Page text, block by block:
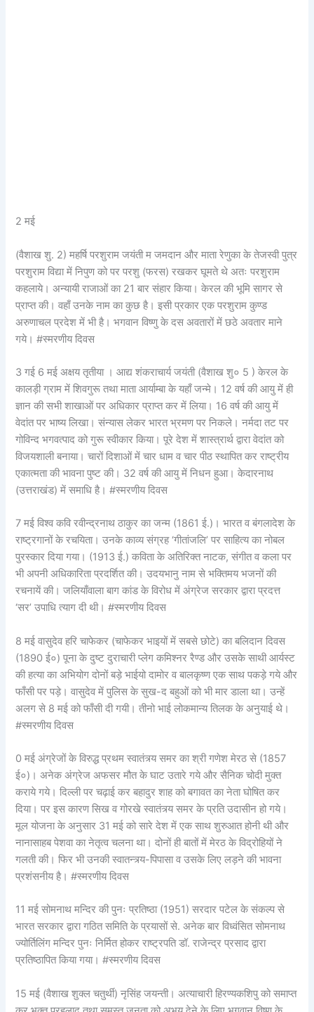
2 मई
(वैशाख शु. 2) महर्षि परशुराम जयंती म जमदान और माता रेणुका के तेजस्वी पुत्र
परशुराम विद्या में निपुण को पर परशु (फरस) रखकर घूमते थे अतः परशुराम
कहलाये। अन्यायी राजाओं का 21 बार संहार किया। केरल की भूमि सागर से
प्राप्त की। वहाँ उनके नाम का कुछ है। इसी प्रकार एक परशुराम कुण्ड
अरुणाचल प्रदेश में भी है। भगवान विष्णु के दस अवतारों में छठे अवतार माने
गये। #स्मरणीय दिवस
3 गई 6 मई अक्षय तृतीया । आद्य शंकराचार्य जयंती (वैशाख शु० 5 ) केरल के
कालड़ी ग्राम में शिवगुरू तथा माता आर्याम्बा के यहाँ जन्मे। 12 वर्ष की आयु में ही
ज्ञान की सभी शाखाओं पर अधिकार प्राप्त कर में लिया। 16 वर्ष की आयु में
वेदांत पर भाष्य लिखा। संन्यास लेकर भारत भ्रमण पर निकले। नर्मदा तट पर
गोविन्द भगवत्पाद को गुरू स्वीकार किया। पूरे देश में शास्त्रार्थ द्वारा वेदांत को
विजयशाली बनाया। चारों दिशाओं में चार धाम व चार पीठ स्थापित कर राष्ट्रीय
एकात्मता की भावना पुष्ट की। 32 वर्ष की आयु में निधन हुआ। केदारनाथ
(उत्तराखंड) में समाधि है। #स्मरणीय दिवस
7 मई विश्व कवि रवीन्द्रनाथ ठाकुर का जन्म (1861 ई.)। भारत व बंगलादेश के
राष्ट्रगानों के रचयिता। उनके काव्य संग्रह ‘गीतांजलि’ पर साहित्य का नोबल
पुरस्कार दिया गया। (1913 ई.) कविता के अतिरिक्त नाटक, संगीत व कला पर
भी अपनी अधिकारिता प्रदर्शित की। उदयभानु नाम से भक्तिमय भजनों की
रचनायें की। जलियाँवाला बाग कांड के विरोध में अंग्रेज सरकार द्वारा प्रदत्त
‘सर’ उपाधि त्याग दी थी। #स्मरणीय दिवस
8 मई वासुदेव हरि चाफेकर (चाफेकर भाइयों में सबसे छोटे) का बलिदान दिवस
(1890 ई०) पूना के दुष्ट दुराचारी प्लेग कमिश्नर रैण्ड और उसके साथी आर्यस्ट
की हत्या का अभियोग दोनों बड़े भाईयो दामोर व बालकृष्ण एक साथ पकड़े गये और
फाँसी पर पड़े। वासुदेव में पुलिस के सुख-द बहुओं को भी मार डाला था। उन्हें
अलग से 8 मई को फाँसी दी गयी। तीनो भाई लोकमान्य तिलक के अनुयाई थे।
#स्मरणीय दिवस
0 मई अंग्रेजों के विरुद्ध प्रथम स्वातंत्र्य समर का श्री गणेश मेरठ से (1857
ई०)। अनेक अंग्रेज अफसर मौत के घाट उतारे गये और सैनिक चोदी मुक्त
कराये गये। दिल्ली पर चढ़ाई कर बहादुर शाह को बगावत का नेता घोषित कर
दिया। पर इस कारण सिख व गोरखे स्वातंत्र्य समर के प्रति उदासीन हो गये।
मूल योजना के अनुसार 31 मई को सारे देश में एक साथ शुरुआत होनी थी और
नानासाहब पेशवा का नेतृत्व चलना था। दोनों ही बातों में मेरठ के विद्रोहियों ने
गलती की। फिर भी उनकी स्वातन्त्र्य-पिपासा व उसके लिए लड़ने की भावना
प्रशंसनीय है। #स्मरणीय दिवस
11 मई सोमनाथ मन्दिर की पुनः प्रतिष्ठा (1951) सरदार पटेल के संकल्प से
भारत सरकार द्वारा गठित समिति के प्रयासों से. अनेक बार विध्वंसित सोमनाथ
ज्योर्तिलिंग मन्दिर पुनः निर्मित होकर राष्ट्रपति डॉ. राजेन्द्र प्रसाद द्वारा
प्रतिष्ठापित किया गया। #स्मरणीय दिवस
15 मई (वैशाख शुक्ल चतुर्थी) नृसिंह जयन्ती। अत्याचारी हिरण्यकशिपु को समाप्त